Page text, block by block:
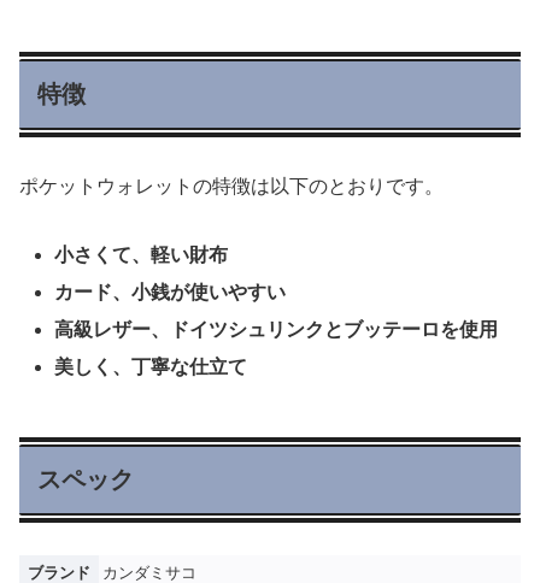
特徴
ポケットウォレットの特徴は以下のとおりです。
小さくて、軽い財布
カード、小銭が使いやすい
高級レザー、ドイツシュリンクとブッテーロを使用
美しく、丁寧な仕立て
スペック
ブランド
カンダミサコ